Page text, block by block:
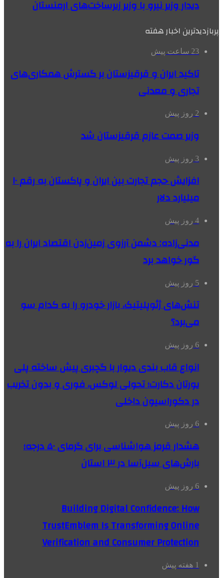
دیدار وزیر نیرو با وزیر زیرساخت‌های ارمنستان
پربازدیدترین اخبار هفته
23 ساعت پیش
تاکید ایران و قرقیزستان بر گسترش همکاری‌های
تجاری و معدنی
2 روز پیش
وزیر صمت عازم قرقیزستان شد
3 روز پیش
افزایش حجم تجارت بین ایران و پاکستان به رقم ۱۰
میلیارد دلار
4 روز پیش
مدنی‌زاده: دشمن آرزوی زمین‌زدن اقتصاد ایران را به
گور خواهد برد
5 روز پیش
تنش‌های ژئوپلیتیک، بازار خودرو را به کدام سو
می‌برد؟
6 روز پیش
انواع قاب بندی دیوار با گچبری پیش ساخته پلی
یورتان دکارت؛ تحولی لوکس، فوری و بدون تخریب
در دکوراسیون داخلی
6 روز پیش
هشدار قرمز هواشناسی برای گرمای ۵۰ درجه؛
بارش‌های سیل‌آسا در ۳ استان
6 روز پیش
Building Digital Confidence: How
TrustEmblem Is Transforming Online
Verification and Consumer Protection
1 هفته پیش